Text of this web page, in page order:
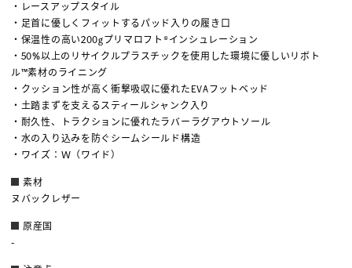
・レースアップスタイル
・足首に優しくフィットするパッド入りの履き口
・保温性の高い200gプリマロフト®インシュレーション
・50%以上のリサイクルプラスチックを使用した環境に優しいリボト
ル™素材のライニング
・クッション性が高く衝撃吸収に優れたEVAフットベッド
・土踏まずを支えるスティールシャンク入り
・耐久性、トラクションに優れたラバーラグアウトソール
・水の入り込みを防ぐシームシールド構造
・ワイズ：Ｗ（ワイド）
素材
ヌバックレザー
原産国
-